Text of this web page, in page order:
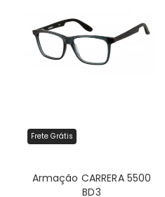
Frete Grátis
Armação CARRERA 5500
BD3